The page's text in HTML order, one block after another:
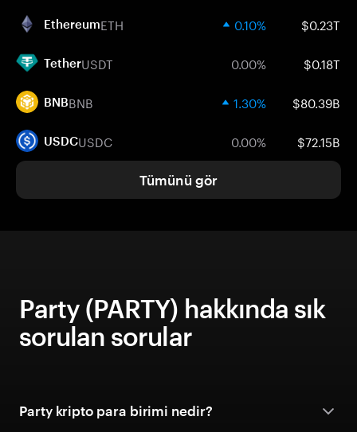
EthereumETH 0.10% $0.23T
TetherUSDT 0.00% $0.18T
BNBBNB 1.30% $80.39B
USDCUSDC 0.00% $72.15B
Tümünü gör
Party (PARTY) hakkında sık
sorulan sorular
Party kripto para birimi nedir?